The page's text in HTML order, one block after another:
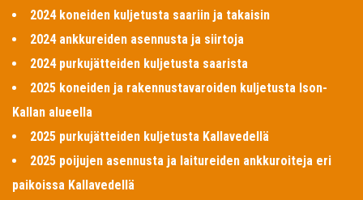
2024 koneiden kuljetusta saariin ja takaisin
2024 ankkureiden asennusta ja siirtoja
2024 purkujätteiden kuljetusta saarista
2025 koneiden ja rakennustavaroiden kuljetusta Ison-
Kallan alueella
2025 purkujätteiden kuljetusta Kallavedellä
2025 poijujen asennusta ja laitureiden ankkuroiteja eri
paikoissa Kallavedellä